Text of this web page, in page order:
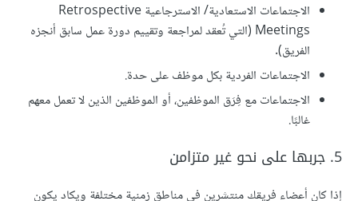
الاجتماعات الاستعادية/ الاسترجاعية Retrospective
Meetings (التي تُعقد لمراجعة وتقييم دورة عمل سابق أنجزه
الفريق).
الاجتماعات الفردية بكل موظف على حدة.
الاجتماعات مع فِرَق الموظفين، أو الموظفين الذين لا تعمل معهم
غالبًا.
5. جربها على نحو غير متزامن
إذا كان أعضاء فريقك منتشرين في مناطق زمنية مختلفة ويكاد يكون